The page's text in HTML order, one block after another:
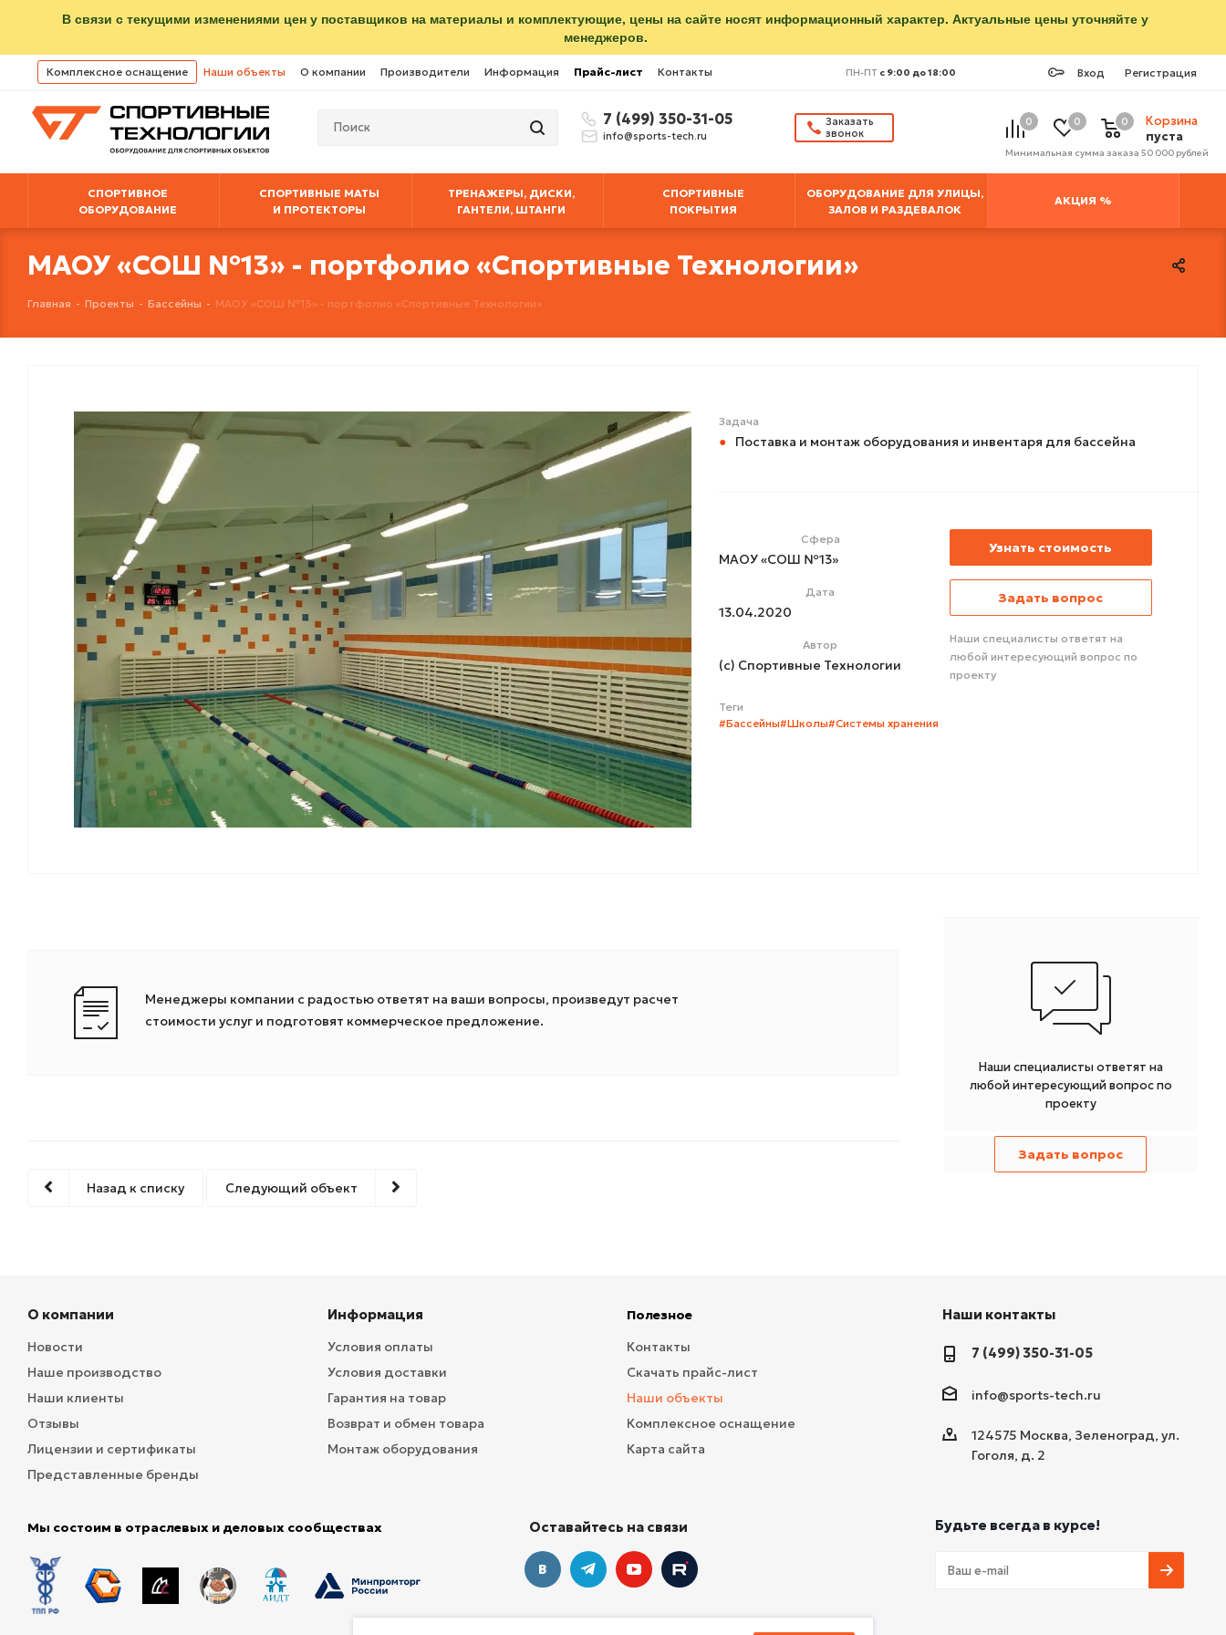
В связи с текущими изменениями цен у поставщиков на материалы и комплектующие, цены на сайте носят информационный характер. Актуальные цены уточняйте у
менеджеров.
Комплексное оснащение Наши объекты О компании Производители Информация Прайс-лист Контакты Вход Регистрация
ПН-ПТ с 9:00 до 18:00
7 (499) 350-31-05
info@sports-tech.ru
Заказать
звонок
0 0
Корзина
пуста
0
Минимальная сумма заказа 50 000 рублей
СПОРТИВНОЕ
ОБОРУДОВАНИЕ
СПОРТИВНЫЕ МАТЫ
И ПРОТЕКТОРЫ
ТРЕНАЖЕРЫ, ДИСКИ,
ГАНТЕЛИ, ШТАНГИ
СПОРТИВНЫЕ
ПОКРЫТИЯ
ОБОРУДОВАНИЕ ДЛЯ УЛИЦЫ,
ЗАЛОВ И РАЗДЕВАЛОК
АКЦИЯ %
МАОУ «СОШ №13» - портфолио «Спортивные Технологии»
Главная - Проекты - Бассейны - МАОУ «СОШ №13» - портфолио «Спортивные Технологии»
Задача
Поставка и монтаж оборудования и инвентаря для бассейна
Сфера
МАОУ «СОШ №13»
Дата
13.04.2020
Автор
(с) Спортивные Технологии
Узнать стоимость
Задать вопрос
Наши специалисты ответят на
любой интересующий вопрос по
проекту
Теги
#Бассейны#Школы#Системы хранения
Наши специалисты ответят на
любой интересующий вопрос по
проекту
Задать вопрос
Менеджеры компании с радостью ответят на ваши вопросы, произведут расчет
стоимости услуг и подготовят коммерческое предложение.
Назад к списку Следующий объект
О компании
Новости
Наше производство
Наши клиенты
Отзывы
Лицензии и сертификаты
Представленные бренды
Информация
Условия оплаты
Условия доставки
Гарантия на товар
Возврат и обмен товара
Монтаж оборудования
Полезное
Контакты
Скачать прайс-лист
Наши объекты
Комплексное оснащение
Карта сайта
Наши контакты
7 (499) 350-31-05
info@sports-tech.ru
124575 Москва, Зеленоград, ул.
Гоголя, д. 2
Мы состоим в отраслевых и деловых сообществах Оставайтесь на связи Будьте всегда в курсе!